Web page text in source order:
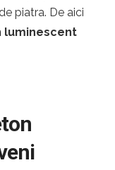
piatra. De aici
luminescent